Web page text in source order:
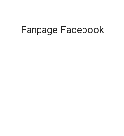
Fanpage Facebook